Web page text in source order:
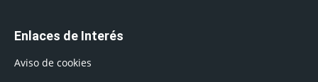
Enlaces de Interés
Aviso de cookies